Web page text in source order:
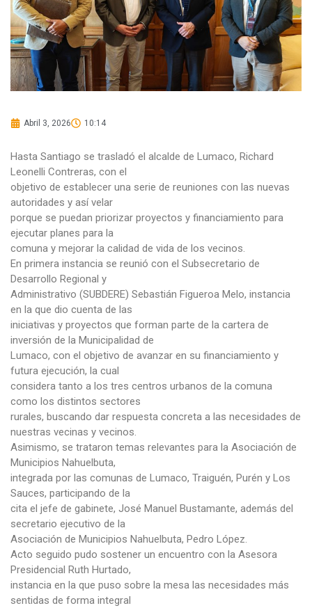
Abril 3, 2026 10:14
Hasta Santiago se trasladó el alcalde de Lumaco, Richard
Leonelli Contreras, con el
objetivo de establecer una serie de reuniones con las nuevas
autoridades y así velar
porque se puedan priorizar proyectos y financiamiento para
ejecutar planes para la
comuna y mejorar la calidad de vida de los vecinos.
En primera instancia se reunió con el Subsecretario de
Desarrollo Regional y
Administrativo (SUBDERE) Sebastián Figueroa Melo, instancia
en la que dio cuenta de las
iniciativas y proyectos que forman parte de la cartera de
inversión de la Municipalidad de
Lumaco, con el objetivo de avanzar en su financiamiento y
futura ejecución, la cual
considera tanto a los tres centros urbanos de la comuna
como los distintos sectores
rurales, buscando dar respuesta concreta a las necesidades de
nuestras vecinas y vecinos.
Asimismo, se trataron temas relevantes para la Asociación de
Municipios Nahuelbuta,
integrada por las comunas de Lumaco, Traiguén, Purén y Los
Sauces, participando de la
cita el jefe de gabinete, José Manuel Bustamante, además del
secretario ejecutivo de la
Asociación de Municipios Nahuelbuta, Pedro López.
Acto seguido pudo sostener un encuentro con la Asesora
Presidencial Ruth Hurtado,
instancia en la que puso sobre la mesa las necesidades más
sentidas de forma integral